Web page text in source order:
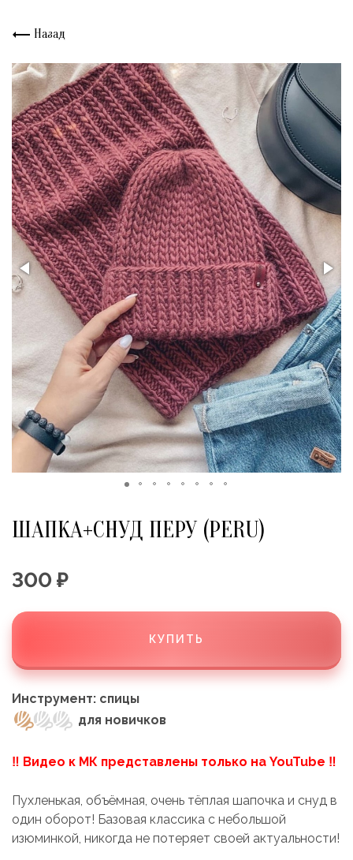
Назад
ШАПКА+СНУД ПЕРУ (PERU)
300 ₽
КУПИТЬ
Инструмент: спицы
для новичков
‼ Видео к МК представлены только на YouTube ‼
Пухленькая, объёмная, очень тёплая шапочка и снуд в
один оборот! Базовая классика с небольшой
изюминкой, никогда не потеряет своей актуальности!